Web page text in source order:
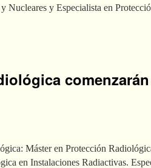
Nucleares y Especialista en
Máster en Protección
en Instalaciones Radiactivas.